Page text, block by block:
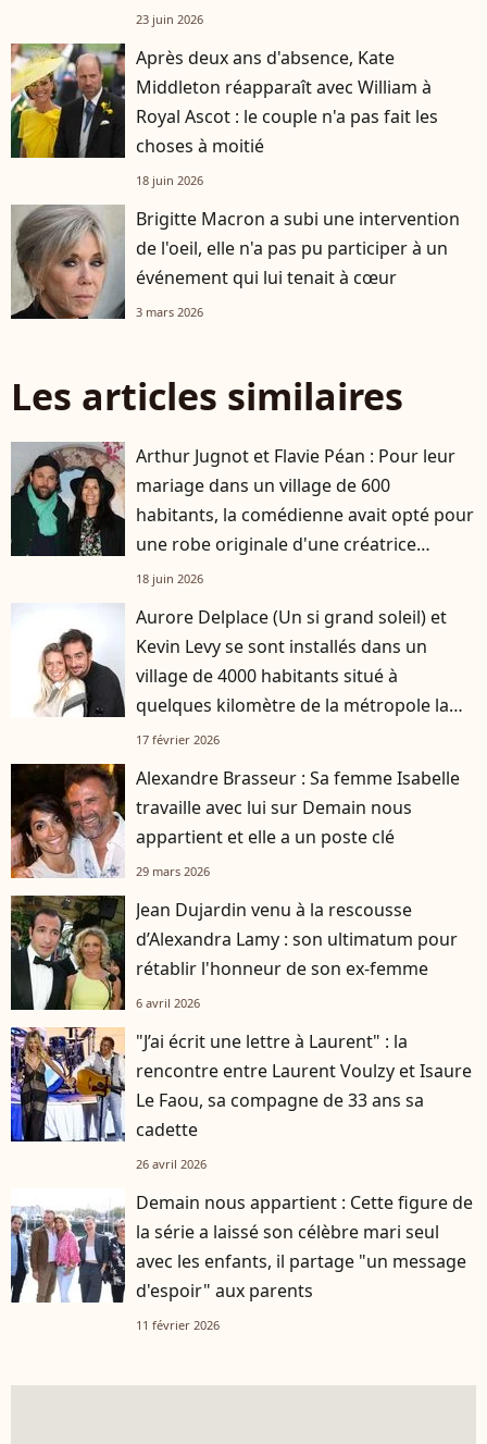
23 juin 2026
Après deux ans d'absence, Kate
Middleton réapparaît avec William à
Royal Ascot : le couple n'a pas fait les
choses à moitié
18 juin 2026
Brigitte Macron a subi une intervention
de l'oeil, elle n'a pas pu participer à un
événement qui lui tenait à cœur
3 mars 2026
Les articles similaires
Arthur Jugnot et Flavie Péan : Pour leur
mariage dans un village de 600
habitants, la comédienne avait opté pour
une robe originale d'une créatrice
française
18 juin 2026
Aurore Delplace (Un si grand soleil) et
Kevin Levy se sont installés dans un
village de 4000 habitants situé à
quelques kilomètre de la métropole la
plus attractive de France
17 février 2026
Alexandre Brasseur : Sa femme Isabelle
travaille avec lui sur Demain nous
appartient et elle a un poste clé
29 mars 2026
Jean Dujardin venu à la rescousse
d’Alexandra Lamy : son ultimatum pour
rétablir l'honneur de son ex-femme
6 avril 2026
"J’ai écrit une lettre à Laurent" : la
rencontre entre Laurent Voulzy et Isaure
Le Faou, sa compagne de 33 ans sa
cadette
26 avril 2026
Demain nous appartient : Cette figure de
la série a laissé son célèbre mari seul
avec les enfants, il partage "un message
d'espoir" aux parents
11 février 2026